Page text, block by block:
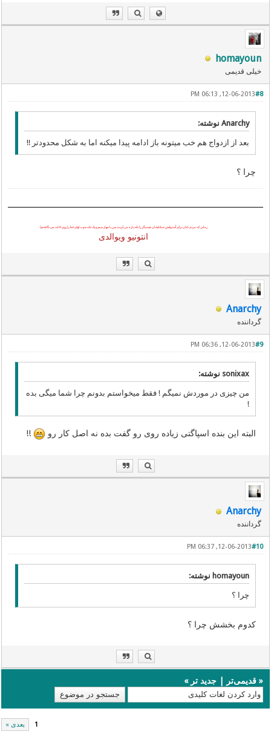
homayoun
خیلی قدیمی
#8
12-06-2013, 06:13 PM
Anarchy نوشته:
بعد از ازدواج هم خب میتونه باز ادامه پیدا میکنه اما به شکل محدودتر !!
چرا ؟
زمانی که مردم نادان برای اُستوانش خدایانشان همدیگر را تکه پاره می کردندمن با چهار سیم و یک تکه چوب اوایخدارا روی کاغذ می نگاشتم!
انتونیو ویوالدی
Anarchy
گرداننده
#9
12-06-2013, 06:36 PM
sonixax نوشته:
من چیزی در موردش نمیگم ! فقط میخواستم بدونم چرا شما میگی بده
!
البته این بنده اسپاگتی زیاده روی رو گفت بده نه اصل کار رو !!
Anarchy
گرداننده
#10
12-06-2013, 06:37 PM
homayoun نوشته:
چرا ؟
کدوم بخشش چرا ؟
«قدیمی‌تر |جدید تر »
1 بعدی »